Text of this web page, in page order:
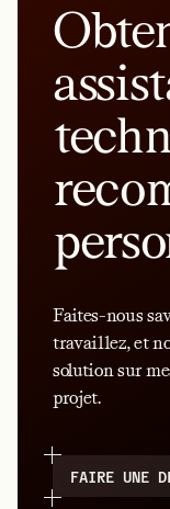
Faites-nous
travaillez, et
solution sur
projet.
FAIRE UNE